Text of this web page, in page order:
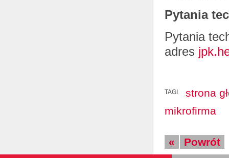
Pytania
Pytania
adres
TAGI
strona
mikrofirma
« Powrót